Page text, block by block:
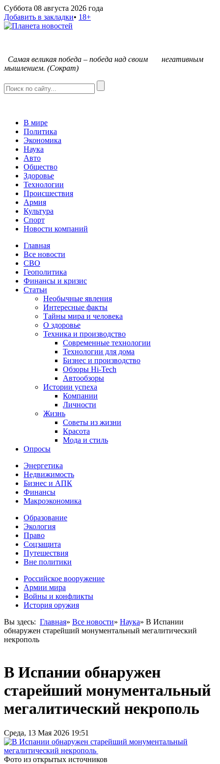
Суббота 08 августа 2026 года
Добавить в закладки• 18+
Самая великая победа – победа над своим негативным
мышлением. (Сократ)
В мире
Политика
Экономика
Наука
Авто
Общество
Здоровье
Технологии
Происшествия
Армия
Культура
Спорт
Новости компаний
Главная
Все новости
СВО
Геополитика
Финансы и кризис
Статьи
Необычные явления
Интересные факты
Тайны мира и человека
О здоровье
Техника и производство
Современные технологии
Технологии для дома
Бизнес и производство
Обзоры Hi-Tech
Автообзоры
Истории успеха
Компании
Личности
Жизнь
Советы из жизни
Красота
Мода и стиль
Опросы
Энергетика
Недвижимость
Бизнес и АПК
Финансы
Макроэкономика
Образование
Экология
Право
Соцзащита
Путешествия
Вне политики
Российское вооружение
Армии мира
Войны и конфликты
История оружия
Вы здесь: Главная» Все новости» Наука» В Испании
обнаружен старейший монументальный мегалитический
некрополь
В Испании обнаружен
старейший монументальный
мегалитический некрополь
Среда, 13 Мая 2026 19:51
Фото из открытых источников